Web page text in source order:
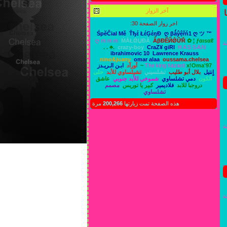
آخر الزوار
اخر زوار الصفحة 30:
ŚpĕĈial Mě Ťђέ ŁέĢέŋĐ ღ βǻŷệřń1 ღ ツ ™
ღ m m m ḾẮŁǾЏĐẮ ẪβĐẼЙǾỮŘ ✿ ¦ ƒαιѕαℓ
. . ♣. crazy-boy CraZ¥ giRl H A S S A N
ibrahimovic 10 Lawrence Krauss
nino&juany omar alaa oussama.chelsea
The king hazard x!Oma'97~ أورآد ابـن الـريـدز
اٍنتيل بلال أبو طليب تشلسيني تشيلساوي للأبد حلى
الكون
دمي تشلساوي شموخي للأبد جنوبي عاشق
دروجبا للابد فلاديمير كبير يا توريس مصمم
تشلساوي
هذه الصفحة تمت زيارتها 200,266 مرة